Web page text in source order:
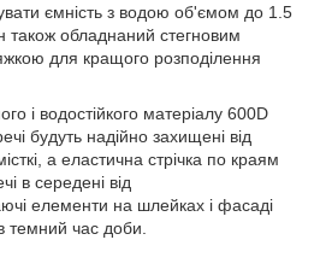
ємність з водою об'ємом до 1.5
також обладнаний стегновим
для кращого розподілення
і водостійкого матеріалу 600D
будуть надійно захищені від
а еластична стрічка по краям
в середені від
елементи на шлейках і фасаді
темний час доби.